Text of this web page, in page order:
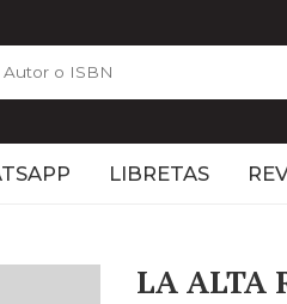
LIBRETAS
LA ALTA